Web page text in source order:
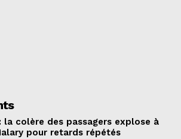
la colère des passagers explose à
pour retards répétés